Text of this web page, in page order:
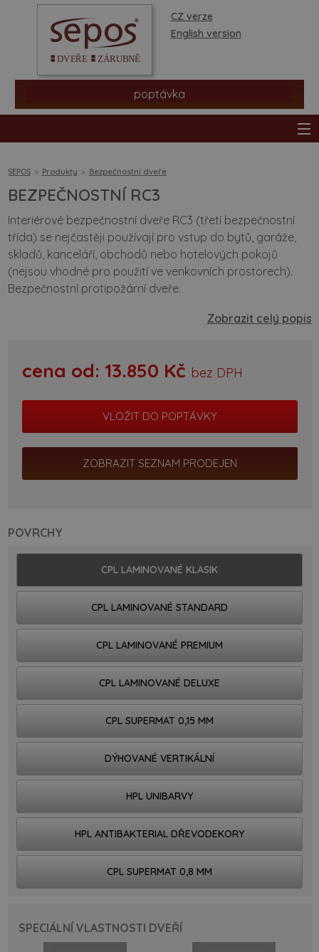
CZ verze
English version
poptávka
prodejní síť
informace a rady
SEPOS Produkty Bezpečnostní dveře
BEZPEČNOSTNÍ RC3
Interiérové bezpečnostní dveře RC3 (třetí bezpečnostní
třída) se nejčastěji používají pro vstup do bytů, garáže,
skladů, kanceláří, obchodů nebo hotelových pokojů
(nejsou vhodné pro použití ve venkovních prostorech).
Bezpečnostní protipožární dveře.
Zobrazit celý popis
cena od: 13.850 Kč bez DPH
ZOBRAZIT SEZNAM PRODEJEN
POVRCHY
CPL LAMINOVANÉ KLASIK
CPL LAMINOVANÉ STANDARD
CPL LAMINOVANÉ PREMIUM
CPL LAMINOVANÉ DELUXE
CPL SUPERMAT 0,15 MM
DÝHOVANÉ VERTIKÁLNÍ
HPL UNIBARVY
HPL ANTIBAKTERIAL DŘEVODEKORY
CPL SUPERMAT 0,8 MM
SPECIÁLNÍ VLASTNOSTI DVEŘÍ